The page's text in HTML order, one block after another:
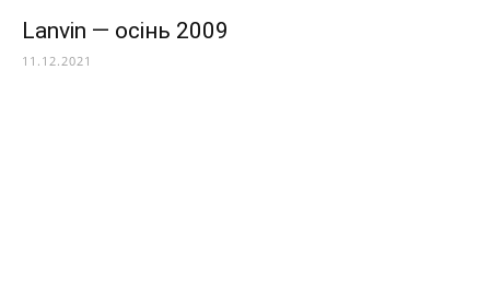
Lanvin — осінь 2009
11.12.2021